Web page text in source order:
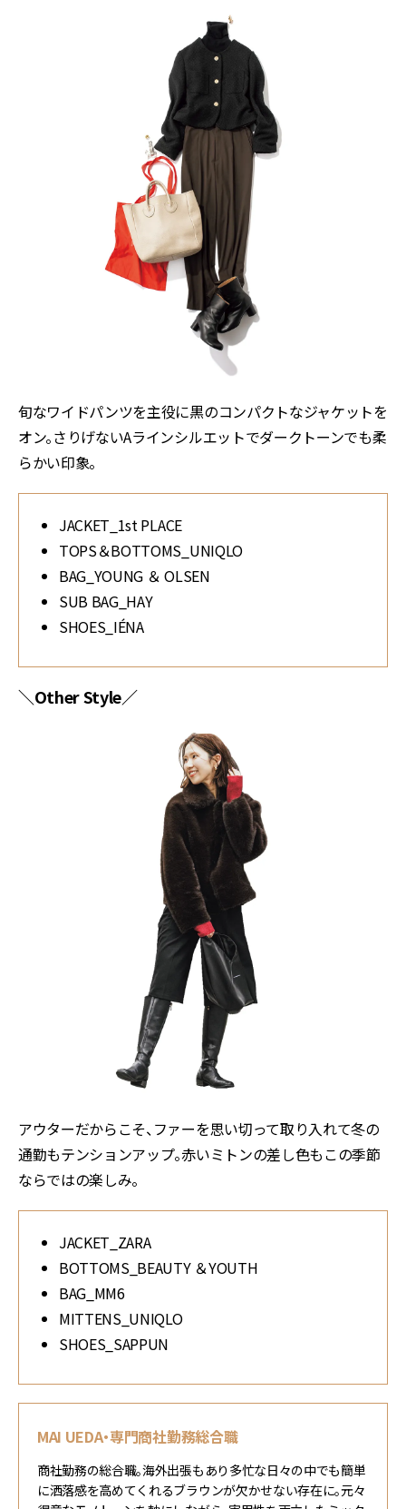
旬なワイドパンツを主役に黒のコンパクトなジャケットを
オン。さりげないAラインシルエットでダークトーンでも柔
らかい印象。
JACKET_1st PLACE
TOPS＆BOTTOMS_UNIQLO
BAG_YOUNG ＆ OLSEN
SUB BAG_HAY
SHOES_IÉNA
＼Other Style／
アウターだからこそ、ファーを思い切って取り入れて冬の
通勤もテンションアップ。赤いミトンの差し色もこの季節
ならではの楽しみ。
JACKET_ZARA
BOTTOMS_BEAUTY ＆YOUTH
BAG_MM6
MITTENS_UNIQLO
SHOES_SAPPUN
MAI UEDA・専門商社勤務総合職
商社勤務の総合職。海外出張もあり多忙な日々の中でも簡単
に洒落感を高めてくれるブラウンが欠かせない存在に。元々